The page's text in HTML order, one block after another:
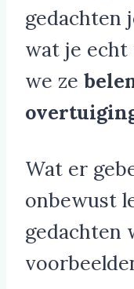
gedachten
wat je echt
we ze
Wat er
onbewust
gedachten